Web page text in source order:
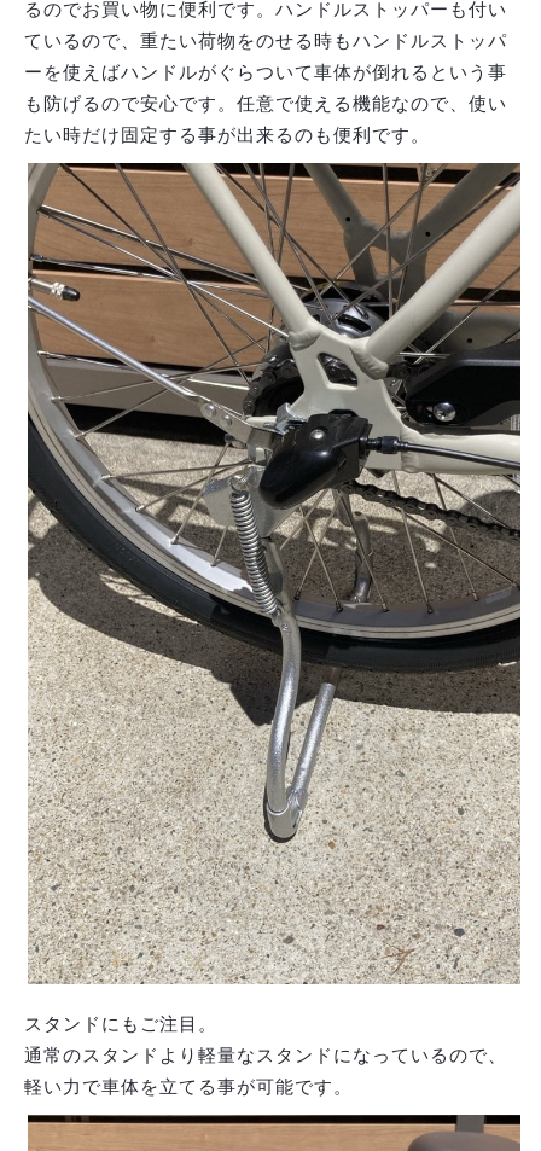
るのでお買い物に便利です。ハンドルストッパーも付い
ているので、重たい荷物をのせる時もハンドルストッパ
ーを使えばハンドルがぐらついて車体が倒れるという事
も防げるので安心です。任意で使える機能なので、使い
たい時だけ固定する事が出来るのも便利です。
スタンドにもご注目。
通常のスタンドより軽量なスタンドになっているので、
軽い力で車体を立てる事が可能です。